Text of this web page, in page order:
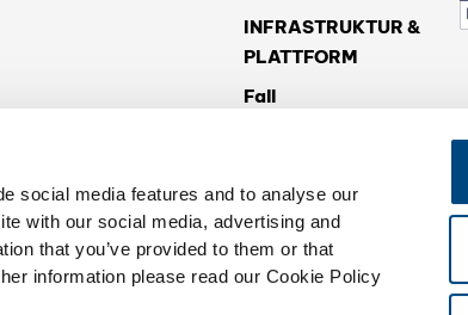
social media features and to analyse our
with our social media, advertising and
that you’ve provided to them or that
information please read our Cookie Policy
INFRASTRUKTUR &
PLATTFORM
Fall
Vårt Sätt Att
Arbeta
Kontakt